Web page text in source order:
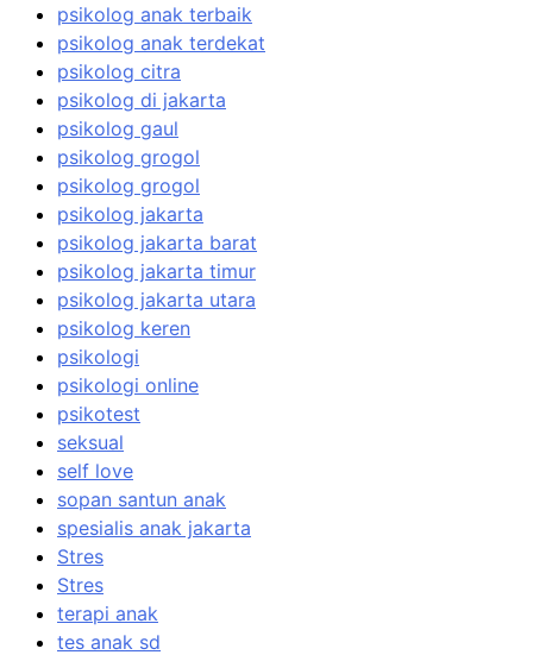
psikolog anak terbaik
psikolog anak terdekat
psikolog citra
psikolog di jakarta
psikolog gaul
psikolog grogol
psikolog grogol
psikolog jakarta
psikolog jakarta barat
psikolog jakarta timur
psikolog jakarta utara
psikolog keren
psikologi
psikologi online
psikotest
seksual
self love
sopan santun anak
spesialis anak jakarta
Stres
Stres
terapi anak
tes anak sd